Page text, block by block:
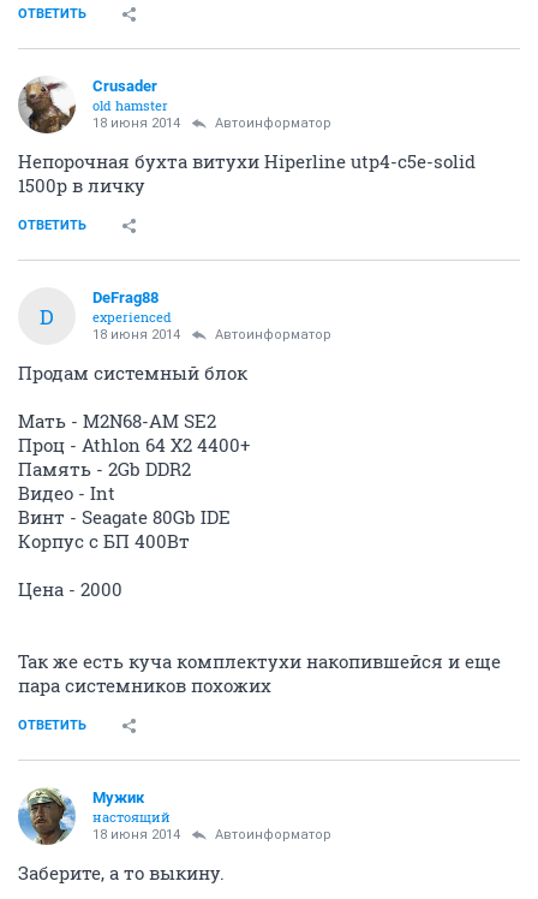
ОТВЕТИТЬ
Crusader
old hamster
18 июня 2014 Автоинформатор
Непорочная бухта витухи Hiperline utp4-c5e-solid
1500p в личку
ОТВЕТИТЬ
D
DeFrag88
experienced
18 июня 2014 Автоинформатор
Продам системный блок
Мать - M2N68-AM SE2
Проц - Athlon 64 X2 4400+
Память - 2Gb DDR2
Видео - Int
Винт - Seagate 80Gb IDE
Корпус с БП 400Вт
Цена - 2000
Так же есть куча комплектухи накопившейся и еще
пара системников похожих
ОТВЕТИТЬ
Мужик
настоящий
18 июня 2014 Автоинформатор
Заберите, а то выкину.